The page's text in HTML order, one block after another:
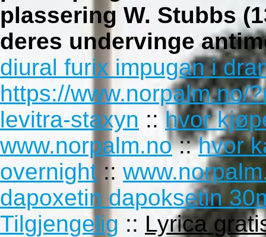
plassering W. Stubbs
deres undervinge
diural furix impugan i
https://www.norpalm.no/
levitra-staxyn ::hvor
www.norpalm.no::hvor
overnight ::
dapoxetin dapoksetin
Tilgjengelig :: Lyrica